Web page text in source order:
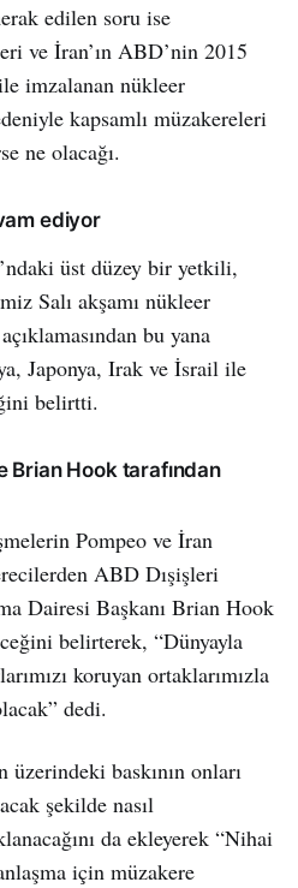
edilen soru ise
ve İran’ın ABD’nin 2015
imzalanan nükleer
kapsamlı müzakereleri
ne olacağı.
ediyor
üst düzey bir yetkili,
Salı akşamı nükleer
bu yana
Japonya, Irak ve İsrail ile
belirtti.
Brian Hook tarafından
Pompeo ve İran
ABD Dışişleri
Dairesi Başkanı Brian Hook
belirterek, “Dünyayla
koruyan ortaklarımızla
dedi.
baskının onları
şekilde nasıl
da ekleyerek “Nihai
için müzakere